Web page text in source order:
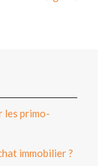
les primo-
immobilier ?